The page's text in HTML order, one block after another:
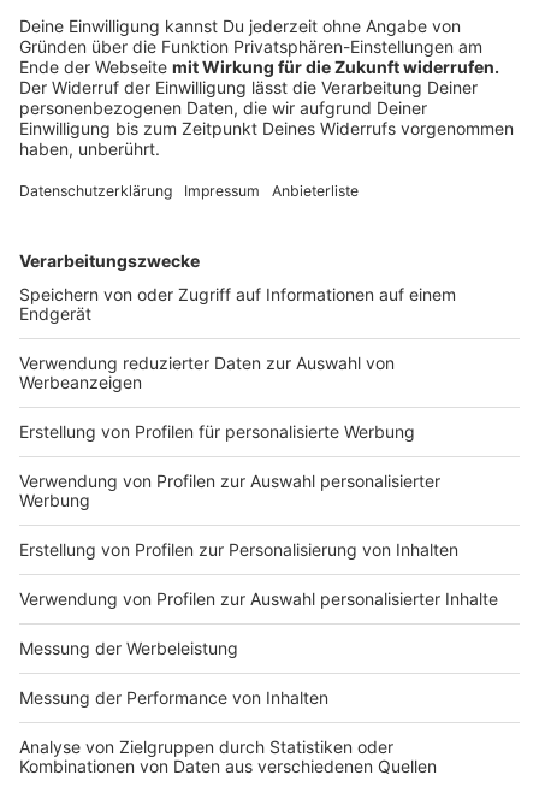
Dance" auch bewusst mit entblößtem Hautteil, um
seine Krankheit nicht zu verstecken.
Anzeige
Sein guter Freund Hassan
Im Interview mit Sascha Faßbender kommt Tony auch
auf seinen guten Freund Hassan zu sprechen, der auch
Teil seines Programms ist. Er bestätigt, dass es diese
Person wirklich gibt, häufig im Publikum sitzt und
wahrscheinlich der größte Kritiker vom Comedian ist.
Aber auf eine lustige Art und Weise, wie sich
herausstellt.
Tony Bauer tritt in den kommenden Monaten noch in
zahlreichen NRW-Städten auf.Hierfindet ihr eine
Übersicht all seiner Termine.
Autoren: Sascha Faßbender & Joachim Schultheis
Anzeige